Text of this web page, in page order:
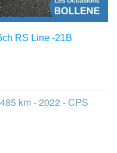
RS Line -21B
km - 2022 - CPS